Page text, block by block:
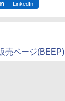
LinkedIn
売ページ(BEEP)